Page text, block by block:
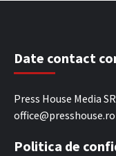
Date contact
Press House Media
office@presshouse.ro
Politica de